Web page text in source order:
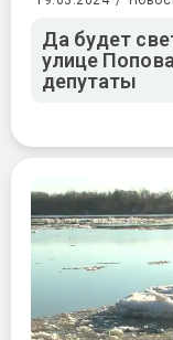
Да будет
улице
депутаты